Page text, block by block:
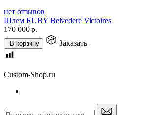
нет отзывов
Шлем RUBY Belvedere Victoires
170 000 р.
В корзину Заказать
Custom-Shop.ru